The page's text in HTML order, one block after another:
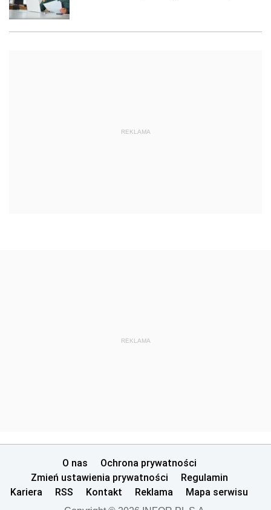
REKLAMA
REKLAMA
O nas
Ochrona prywatności
Zmień ustawienia prywatności
Regulamin
Kariera
RSS Kontakt Reklama Mapa serwisu